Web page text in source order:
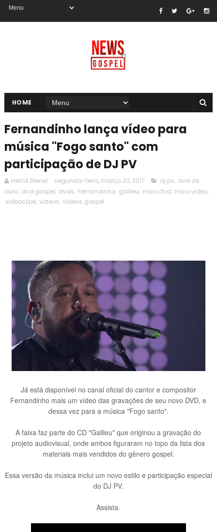
HOME
Fernandinho lança vídeo para
música "Fogo santo" com
participação de DJ PV
Herick Diener segunda-feira, março 20, 2017 dj pv, dvd de
ouro, dvd gospel, dvds, Fernandinho, galileu, novo dvd, novo video,
videoclipe, videos, videos gospel
Já está disponível no canal oficial do cantor e compositor
Fernandinho mais um vídeo das gravações de seu novo DVD, e
dessa vez para a música "Fogo santo".
A faixa faz parte do CD "Galileu" que originou a gravação do
projeto audiovisual, onde ambos figuraram no topo da lista dos
materiais mais vendidos do gênero gospel.
Essa versão da música inclui um novo estilo e participação especial
do DJ PV.
Assista.